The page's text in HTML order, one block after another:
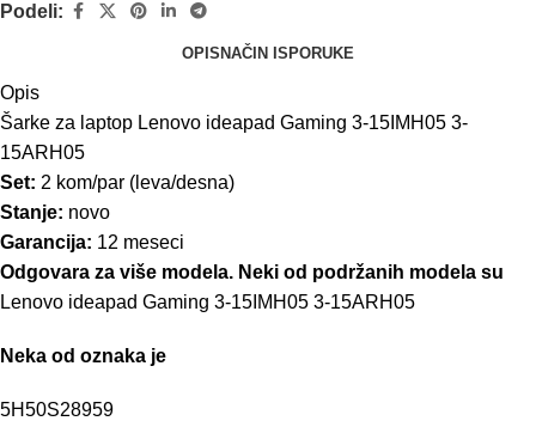
Podeli:
OPISNAČIN ISPORUKE
Opis
Šarke za laptop Lenovo ideapad Gaming 3-15IMH05 3-
15ARH05
Set: 2 kom/par (leva/desna)
Stanje: novo
Garancija: 12 meseci
Odgovara za više modela. Neki od podržanih modela su
Lenovo ideapad Gaming 3-15IMH05 3-15ARH05
Neka od oznaka je
5H50S28959